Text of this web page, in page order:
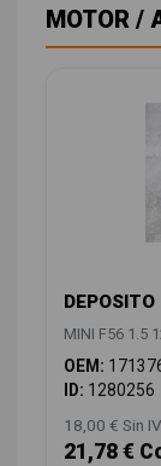
MOTOR /
MINI F56 1.5
OEM:
ID: 1280256
18,00 € Sin
21,78 €